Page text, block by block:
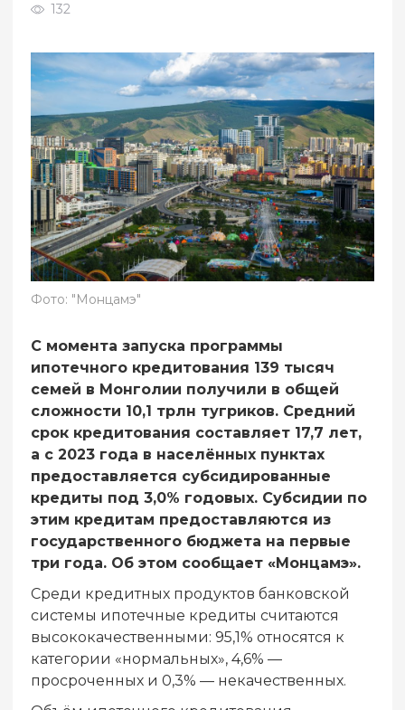
132
Фото: "Монцамэ"
С момента запуска программы
ипотечного кредитования 139 тысяч
семей в Монголии получили в общей
сложности 10,1 трлн тугриков. Средний
срок кредитования составляет 17,7 лет,
а с 2023 года в населённых пунктах
предоставляется субсидированные
кредиты под 3,0% годовых. Субсидии по
этим кредитам предоставляются из
государственного бюджета на первые
три года. Об этом сообщает «Монцамэ».
Среди кредитных продуктов банковской
системы ипотечные кредиты считаются
высококачественными: 95,1% относятся к
категории «нормальных», 4,6% —
просроченных и 0,3% — некачественных.